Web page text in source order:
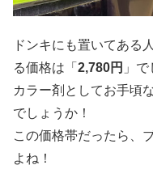
ドンキにも置いてある
る価格は「 2,780円 」で
カラー剤としてお手頃
でしょうか！
この価格帯だったら、
よね！